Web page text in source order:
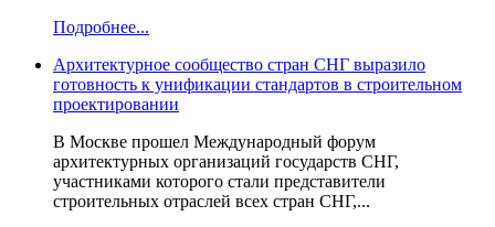
Подробнее...
Архитектурное сообщество стран СНГ выразило
готовность к унификации стандартов в строительном
проектировании
В Москве прошел Международный форум
архитектурных организаций государств СНГ,
участниками которого стали представители
строительных отраслей всех стран СНГ,...